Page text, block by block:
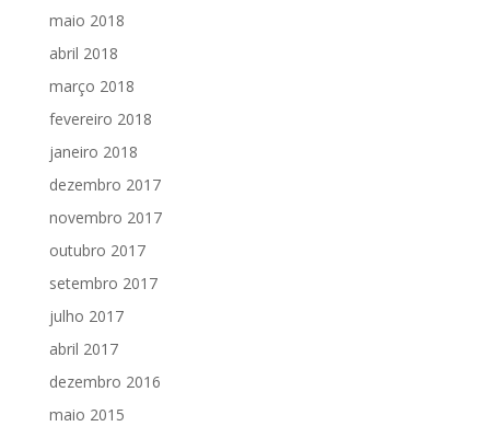
maio 2018
abril 2018
março 2018
fevereiro 2018
janeiro 2018
dezembro 2017
novembro 2017
outubro 2017
setembro 2017
julho 2017
abril 2017
dezembro 2016
maio 2015